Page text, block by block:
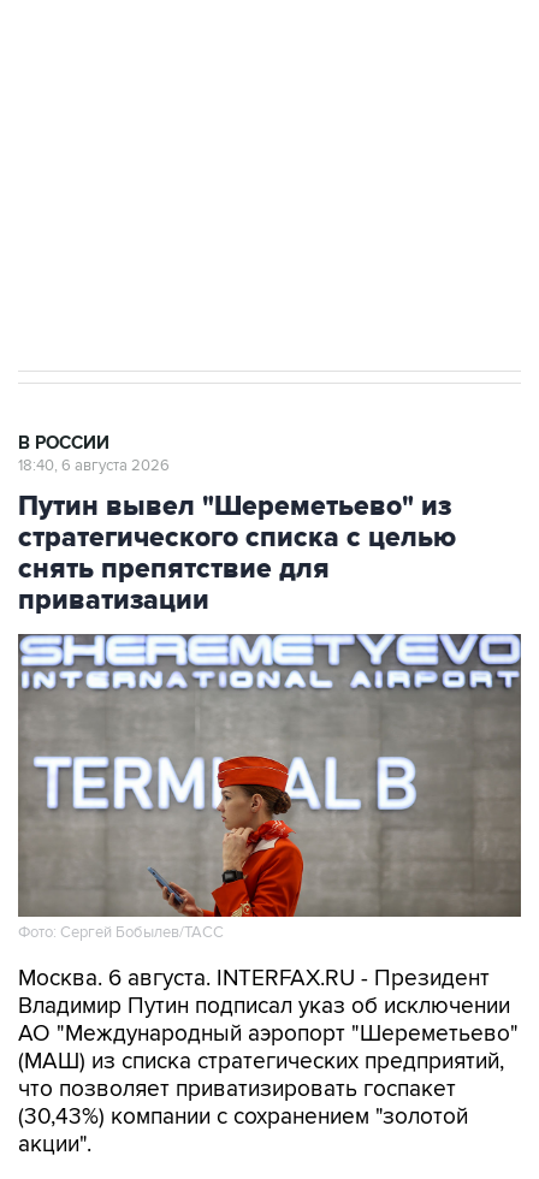
В РОССИИ
18:40, 6 августа 2026
Путин вывел "Шереметьево" из
стратегического списка с целью
снять препятствие для
приватизации
Фото: Сергей Бобылев/ТАСС
Москва. 6 августа. INTERFAX.RU - Президент
Владимир Путин подписал указ об исключении
АО "Международный аэропорт "Шереметьево"
(МАШ) из списка стратегических предприятий,
что позволяет приватизировать госпакет
(30,43%) компании с сохранением "золотой
акции".